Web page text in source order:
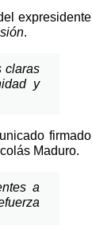
expresidente
.
claras
y
firmado
Maduro.
a